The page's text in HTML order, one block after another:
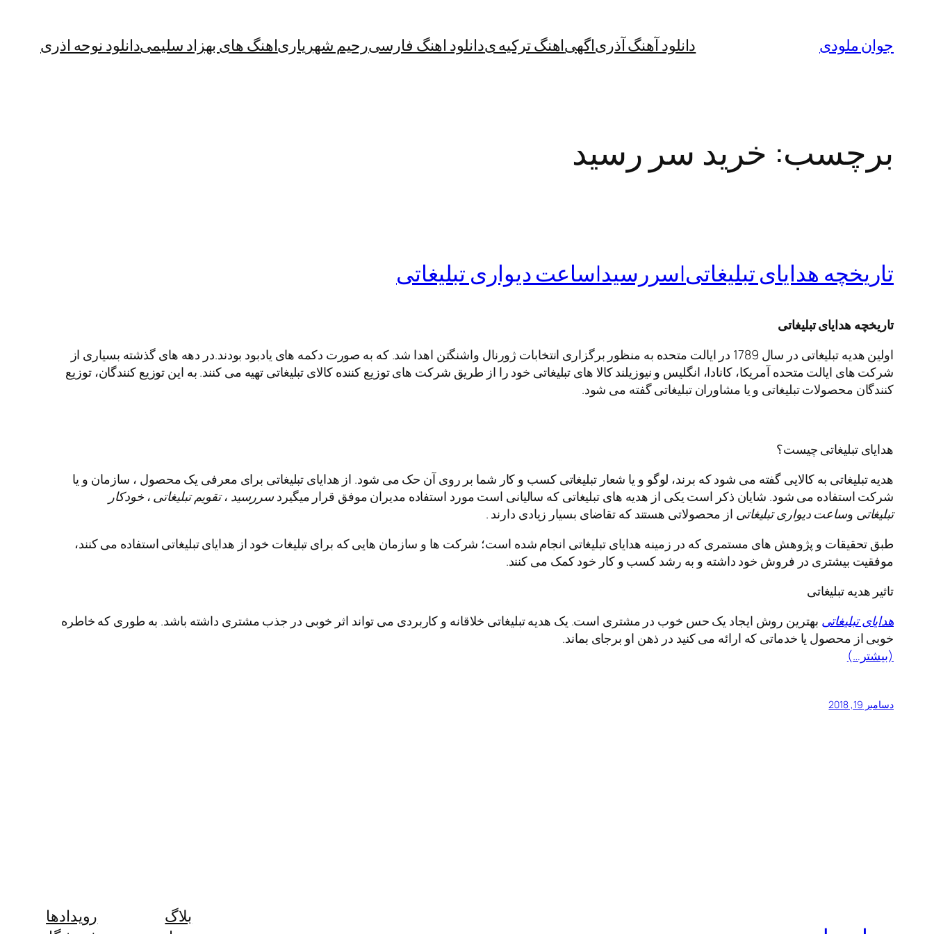
جوان ملودی دانلود آهنگ آذریاگهیاهنگ ترکیه یدانلود اهنگ فارسیرحیم شهریاریاهنگ های بهزاد سلیمیدانلود نوحه اذری
برچسب: خرید سر رسید
تاریخچه هدایای تبلیغاتی|سررسید|ساعت دیواری تبلیغاتی
تاریخچه هدایای تبلیغاتی
اولین هدیه تبلیغاتی در سال 1789 در ایالت متحده به منظور برگزاری انتخابات ژورنال واشنگتن اهدا شد. که به صورت دکمه های یادبود بودند.در دهه های گذشته بسیاری از
شرکت های ایالت متحده آمریکا، کانادا، انگلیس و نیوزیلند کالا های تبلیغاتی خود را از طریق شرکت های توزیع کننده کالای تبلیغاتی تهیه می کنند. به این توزیع کنندگان، توزیع
کنندگان محصولات تبلیغاتی و یا مشاوران تبلیغاتی گفته می شود.
هدایای تبلیغاتی چیست؟
هدیه تبلیغاتی به کالایی گفته می شود که برند، لوگو و یا شعار تبلیغاتی کسب و کار شما بر روی آن حک می شود. از هدایای تبلیغاتی برای معرفی یک محصول ، سازمان و یا
شرکت استفاده می شود. شایان ذکر است یکی از هدیه های تبلیغاتی که سالیانی است مورد استفاده مدیران موفق قرار میگیردسررسید ،تقویم تبلیغاتی ،خودکار
تبلیغاتی وساعت دیواری تبلیغاتی از محصولاتی هستند که تقاضای بسیار زیادی دارند .
طبق تحقیقات و پژوهش های مستمری که در زمینه هدایای تبلیغاتی انجام شده است؛ شرکت ها و سازمان هایی که برای تبلیغات خود از هدایای تبلیغاتی استفاده می کنند،
موفقیت بیشتری در فروش خود داشته و به رشد کسب و کار خود کمک می کنند.
تاثیر هدیه تبلیغاتی
هدایای تبلیغاتی بهترین روش ایجاد یک حس خوب در مشتری است. یک هدیه تبلیغاتی خلاقانه و کاربردی می تواند اثر خوبی در جذب مشتری داشته باشد. به طوری که خاطره
خوبی از محصول یا خدماتی که ارائه می کنید در ذهن او برجای بماند.
(بیشتر…)
دسامبر 19, 2018
بلاگ
رویدادها